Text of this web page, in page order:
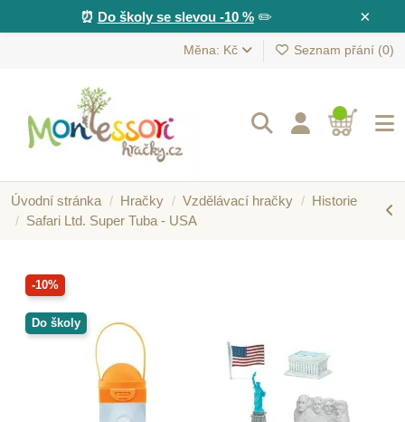
×
⏰ Do školy se slevou -10 %✏️
Měna: Kč Seznam přání (0)
Úvodní stránka Hračky Vzdělávací hračky
Historie
Safari Ltd. Super Tuba - USA
-10%
Do školy